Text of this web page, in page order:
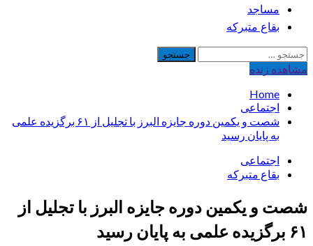
مساجد
بقاع متبرکه
جستجو
برای:
مشاهده‌ زنده
Home
اجتماعی
شصت و یکمین دوره جایزه البرز با تجلیل از ۶۱ برگزیده علمی
به پایان رسید
اجتماعی
بقاع متبرکه
شصت و یکمین دوره جایزه البرز با تجلیل از
۶۱ برگزیده علمی به پایان رسید